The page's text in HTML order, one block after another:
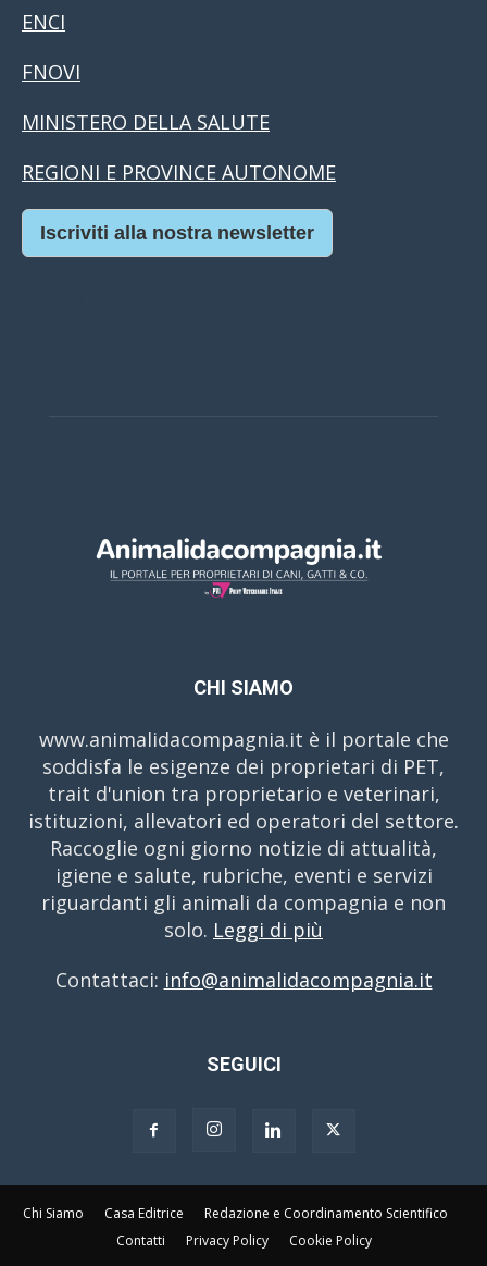
ENCI
FNOVI
MINISTERO DELLA SALUTE
REGIONI E PROVINCE AUTONOME
Iscriviti alla nostra newsletter
CHI SIAMO
www.animalidacompagnia.it è il portale che
soddisfa le esigenze dei proprietari di PET,
trait d'union tra proprietario e veterinari,
istituzioni, allevatori ed operatori del settore.
Raccoglie ogni giorno notizie di attualità,
igiene e salute, rubriche, eventi e servizi
riguardanti gli animali da compagnia e non
solo. Leggi di più
Contattaci: info@animalidacompagnia.it
SEGUICI
Chi Siamo Casa Editrice
Redazione e Coordinamento Scientifico
Contatti
Privacy Policy Cookie Policy